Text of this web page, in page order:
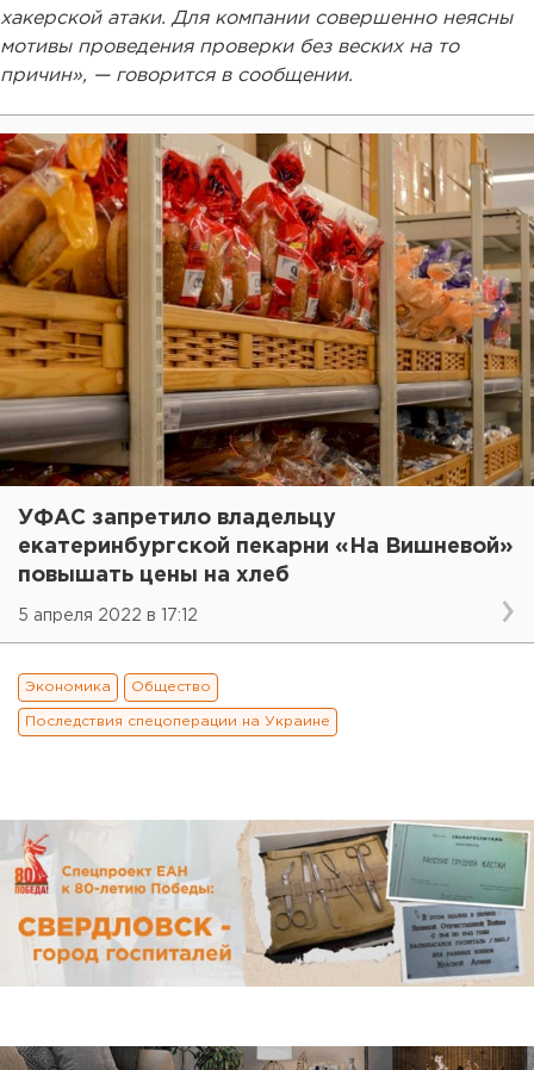
хакерской атаки. Для компании совершенно неясны
мотивы проведения проверки без веских на то
причин», — говорится в сообщении.
УФАС запретило владельцу
екатеринбургской пекарни «На Вишневой»
повышать цены на хлеб
5 апреля 2022 в 17:12
Экономика Общество
Последствия спецоперации на Украине